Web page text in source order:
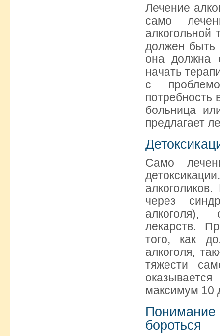
Лечение
само
алкогольной
должен быть
она должна
начать
с
потребность
больница
предлагает
Само
через
лекарств.
того, как
алкоголя,
тяжести
максимум 10
бороться